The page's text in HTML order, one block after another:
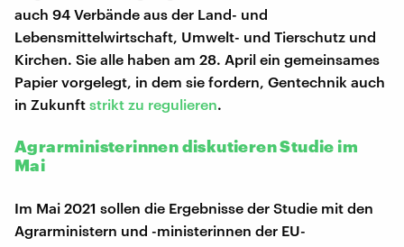
auch 94 Verbände aus der Land- und
Lebensmittelwirtschaft, Umwelt- und Tierschutz und
Kirchen. Sie alle haben am 28. April ein gemeinsames
Papier vorgelegt, in dem sie fordern, Gentechnik auch
in Zukunft strikt zu regulieren.
Agrarministerinnen diskutieren Studie im
Mai
Im Mai 2021 sollen die Ergebnisse der Studie mit den
Agrarministern und -ministerinnen der EU-